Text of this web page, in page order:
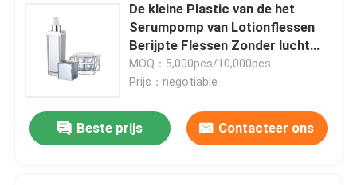
De kleine Plastic van de het
Serumpomp van Lotionflessen
Berijpte Flessen Zonder lucht
30ml 50ml 80ml 20ml
MOQ：5,000pcs/10,000pcs
Prijs：negotiable
Beste prijs Contacteer ons